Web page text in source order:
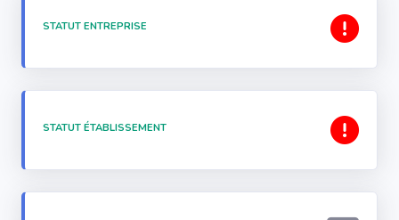
STATUT ENTREPRISE
STATUT ÉTABLISSEMENT